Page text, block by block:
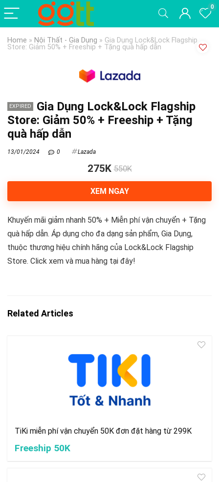
0
Home » Nội Thất - Gia Dụng » Gia Dụng Lock&Lock Flagship
Store: Giảm 50% + Freeship + Tặng quà hấp dẫn
EXPIRED
Gia Dụng Lock&Lock Flagship
Store: Giảm 50% + Freeship + Tặng
quà hấp dẫn
13/01/2024 0 Lazada
275K 550K
XEM NGAY
Khuyến mãi giảm nhanh 50% + Miễn phí vận chuyển + Tặng
quà hấp dẫn. Áp dụng cho đa dạng sản phẩm, Gia Dụng,
thuộc thương hiệu chính hãng của Lock&Lock Flagship
Store. Click xem và mua hàng tại đây!
Related Articles
TiKi miễn phí vận chuyển 50K đơn đặt hàng từ 299K
Freeship 50K